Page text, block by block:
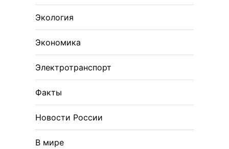
Экология
Экономика
Электротранспорт
Факты
Новости России
В мире